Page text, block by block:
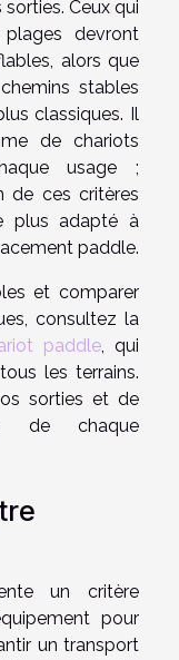
Ceux qui
devront
alors que
stables
classiques. Il
de chariots
usage ;
de ces critères
plus adapté à
paddle.
et comparer
consultez la
paddle, qui
les terrains.
sorties et de
de chaque
un critère
pour
un transport